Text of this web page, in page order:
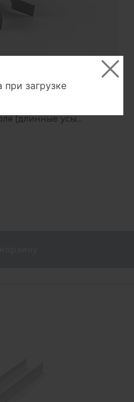
(длинные усы...
загрузке